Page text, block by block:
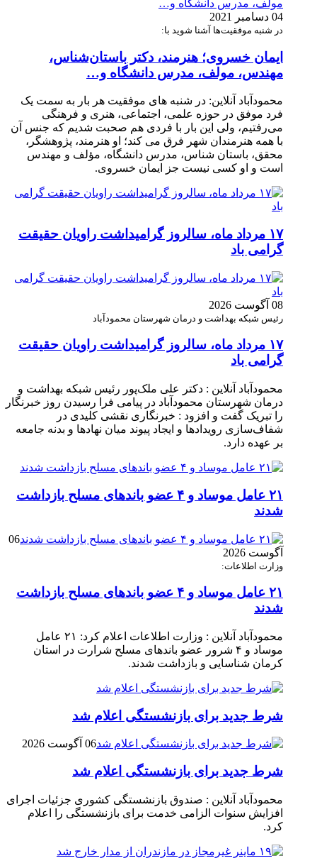
04 دسامبر 2021
در شنبه موفقیت‌ها آشنا شوید با:
ایمان خسروی؛ هنرمند، دکتر باستان‌شناس،
مهندس، مولف، مدرس دانشگاه و…
محمودآباد آنلاین: در شنبه های موفقیت هر بار به سمت یک
فرد موفق در حوزه علمی، اجتماعی، هنری و فرهنگی
می‌رفتیم، ولی این بار با فردی هم صحبت شدیم که جنس آن
با همه هنرمندان شهر فرق می کند؛ او هنرمند، پژوهشگر،
محقق، باستان شناس، مدرس دانشگاه، مؤلف و مهندس
است و او کسی نیست جز ایمان خسروی.
۱۷ مرداد ماه، سالروز گرامیداشت راویان حقیقت
گرامی باد
08 آگوست 2026
رئیس شبکه بهداشت و درمان شهرستان محمودآباد
۱۷ مرداد ماه، سالروز گرامیداشت راویان حقیقت
گرامی باد
محمودآباد آنلاین : دکتر علی ملک‌پور رئیس شبکه بهداشت و
درمان شهرستان محمودآباد در پیامی فرا رسیدن روز خبرنگار
را تبریک گفت و افزود : خبرنگاری نقشی کلیدی در
شفاف‌سازی رویدادها و ایجاد پیوند میان نهادها و بدنه جامعه
بر عهده دارد.
۲۱ عامل موساد و ۴ عضو باند‌های مسلح بازداشت
شدند
06
آگوست 2026
وزارت اطلاعات:
۲۱ عامل موساد و ۴ عضو باند‌های مسلح بازداشت
شدند
محمودآباد آنلاین : وزارت اطلاعات اعلام کرد: ۲۱ عامل
موساد و ۴ شرور عضو باند‌های مسلح شرارت در استان
کرمان شناسایی و بازداشت شدند.
شرط جدید برای بازنشستگی اعلام شد
06 آگوست 2026
شرط جدید برای بازنشستگی اعلام شد
محمودآباد آنلاین : صندوق بازنشستگی کشوری جزئیات اجرای
افزایش سنوات الزامی خدمت برای بازنشستگی را اعلام
کرد.